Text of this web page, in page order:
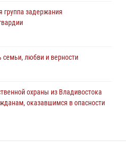
задержания
любви и верности
охраны из Владивостока
оказавшимся в опасности